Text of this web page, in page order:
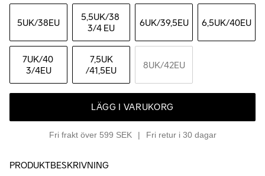
5UK/38EU 5,5UK/38
3/4 EU
6UK/39,5EU 6,5UK/40EU
7UK/40
3/4EU
7,5UK
/41,5EU
8UK/42EU
LÄGG I VARUKORG
Fri frakt över 599 SEK Fri retur i 30 dagar
PRODUKTBESKRIVNING